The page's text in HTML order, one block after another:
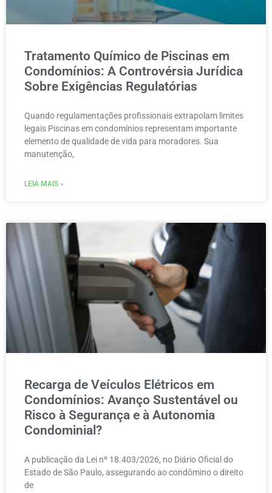
Tratamento Químico de Piscinas em
Condomínios: A Controvérsia Jurídica
Sobre Exigências Regulatórias
Quando regulamentações profissionais extrapolam limites
legais Piscinas em condomínios representam importante
elemento de qualidade de vida para moradores. Sua
manutenção,
LEIA MAIS »
Recarga de Veículos Elétricos em
Condomínios: Avanço Sustentável ou
Risco à Segurança e à Autonomia
Condominial?
A publicação da Lei nº 18.403/2026, no Diário Oficial do
Estado de São Paulo, assegurando ao condômino o direito
de